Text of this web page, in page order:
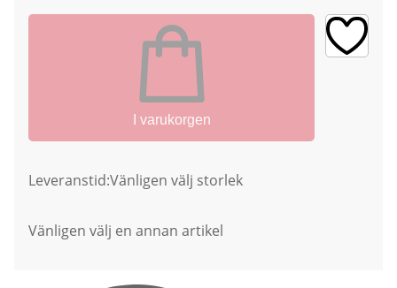
I varukorgen
Leveranstid:Vänligen välj storlek
Vänligen välj en annan artikel